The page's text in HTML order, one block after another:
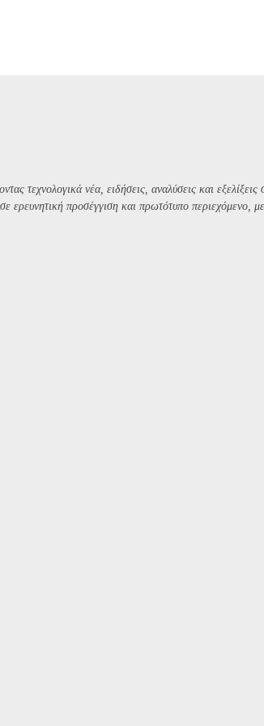
τεχνολογικά νέα, ειδήσεις, αναλύσεις και εξελίξεις
προσέγγιση και πρωτότυπο περιεχόμενο,